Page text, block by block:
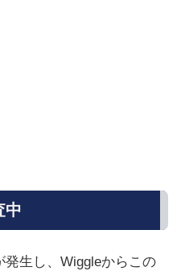
中
生し、Wiggleからこの